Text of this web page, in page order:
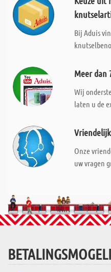
Bij Aduis
Meer dan
Wij
laten u de
Onze
uw vragen